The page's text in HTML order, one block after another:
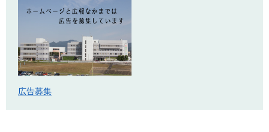
広告募集